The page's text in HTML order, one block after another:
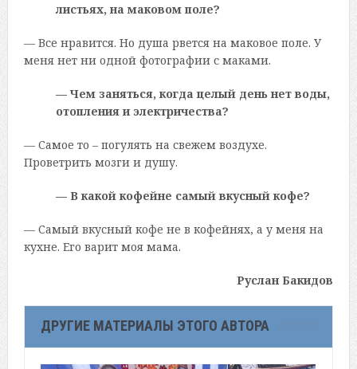
листьях, на маковом поле?
— Все нравится. Но душа рвется на маковое поле. У
меня нет ни одной фотографии с маками.
— Чем заняться, когда целый день нет воды,
отопления и электричества?
— Самое то – погулять на свежем воздухе.
Проветрить мозги и душу.
— В какой кофейне самый вкусный кофе?
— Самый вкусный кофе не в кофейнях, а у меня на
кухне. Его варит моя мама.
Руслан Бакидов
ДРУГИЕ МАТЕРИАЛЫ ЭТОГО АВТОРА